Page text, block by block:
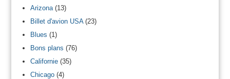
Arizona(13)
Billet d'avion USA(23)
Blues (1)
Bons plans (76)
Californie(35)
Chicago(4)